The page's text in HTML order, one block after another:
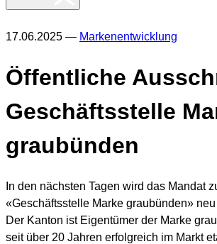
17.06.2025 — Markenentwicklung
Öffentliche
Geschäftsstelle
graubünden
In den nächsten Tagen wird das Mandat
«Geschäftsstelle Marke graubünden»
Der Kanton ist Eigentümer der Marke
seit über 20 Jahren erfolgreich im Markt